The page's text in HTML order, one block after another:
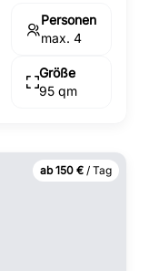
Personen
max. 4
Größe
95 qm
ab 150 € / Tag